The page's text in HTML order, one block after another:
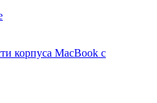
корпуса MacBook с